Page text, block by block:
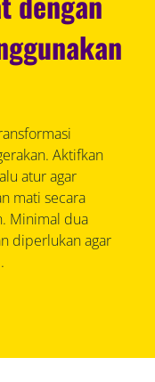
Aktifkan
atur agar
mati secara
Minimal dua
diperlukan agar